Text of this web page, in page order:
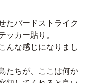
たバードストライク
ッカー貼り。
んな感じになりまし
たちが、ここは何か